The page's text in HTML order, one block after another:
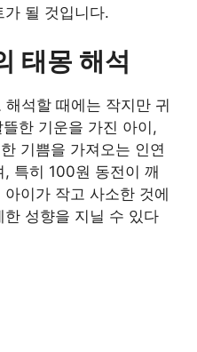
될 것입니다.
태몽 해석
석할 때에는 작지만 귀
한 기운을 가진 아이,
기쁨을 가져오는 인연
특히 100원 동전이 깨
이가 작고 사소한 것에
성향을 지닐 수 있다